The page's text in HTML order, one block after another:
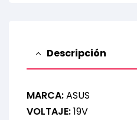
Descripción
MARCA:ASUS
VOLTAJE:19V